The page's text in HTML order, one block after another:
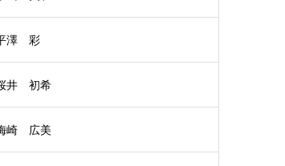
澤 彩
井 初希
崎 広美